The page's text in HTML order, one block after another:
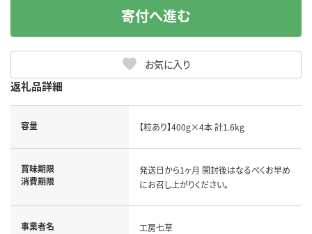
お気に入り
寄付へ進む
返礼品詳細
容量 【粒あり】400g×4本 計1.6kg
賞味期限
消費期限
発送日から1ヶ月 開封後はなるべくお早め
にお召し上がりください。
事業者名 工房七草